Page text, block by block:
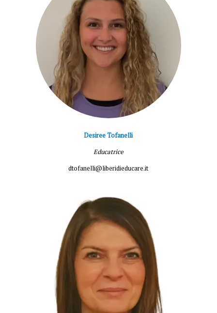
Desiree Tofanelli
Educatrice
dtofanelli@liberidieducare.it